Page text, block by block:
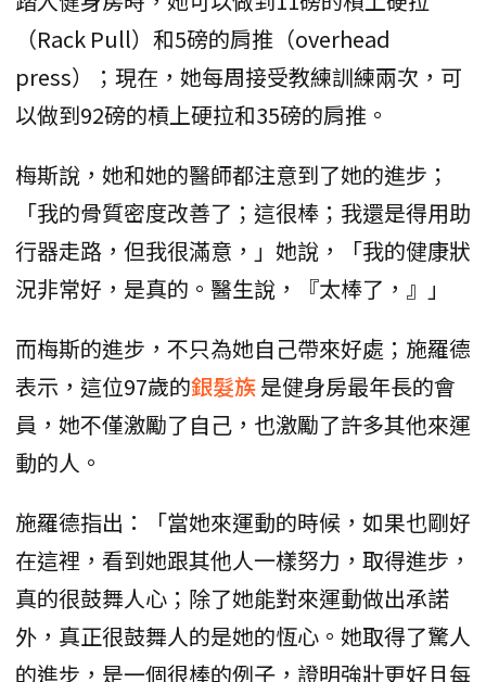
（Rack Pull）和5磅的肩推（overhead
press）；現在，她每周接受教練訓練兩次，可
以做到92磅的槓上硬拉和35磅的肩推。
梅斯說，她和她的醫師都注意到了她的進步；
「我的骨質密度改善了；這很棒；我還是得用助
行器走路，但我很滿意，」她說，「我的健康狀
況非常好，是真的。醫生說，『太棒了，』」
而梅斯的進步，不只為她自己帶來好處；施羅德
表示，這位97歲的銀髮族是健身房最年長的會
員，她不僅激勵了自己，也激勵了許多其他來運
動的人。
施羅德指出：「當她來運動的時候，如果也剛好
在這裡，看到她跟其他人一樣努力，取得進步，
真的很鼓舞人心；除了她能對來運動做出承諾
外，真正很鼓舞人的是她的恆心。她取得了驚人
的進步，是一個很棒的例子，證明強壯更好且每